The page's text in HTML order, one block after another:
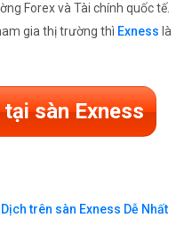
Forex và Tài chính quốc tế.
gia thị trường thì Exness là
sàn Exness
trên sàn Exness Dễ Nhất